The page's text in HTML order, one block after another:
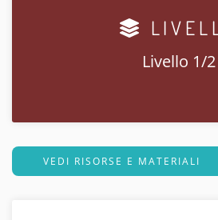
Livello 1/2
VEDI RISORSE E MATERIALI